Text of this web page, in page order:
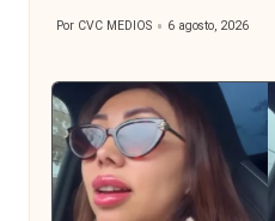
Publicado
Por CVC MEDIOS 6 agosto, 2026